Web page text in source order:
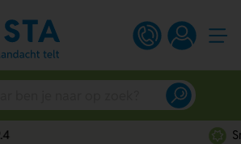
Snelle persoonlijke service